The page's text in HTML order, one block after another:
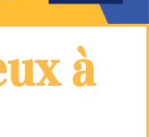
à